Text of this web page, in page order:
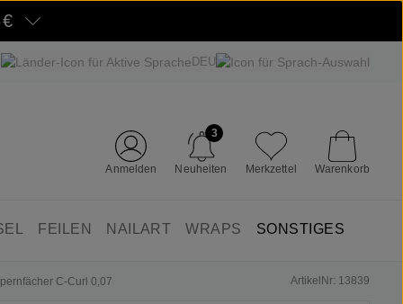
DEU
Anmelden Neuheiten
3
Merkzettel Warenkorb
FEILEN NAILART WRAPS SONSTIGES
C-Curl 0,07 ArtikelNr: 13839